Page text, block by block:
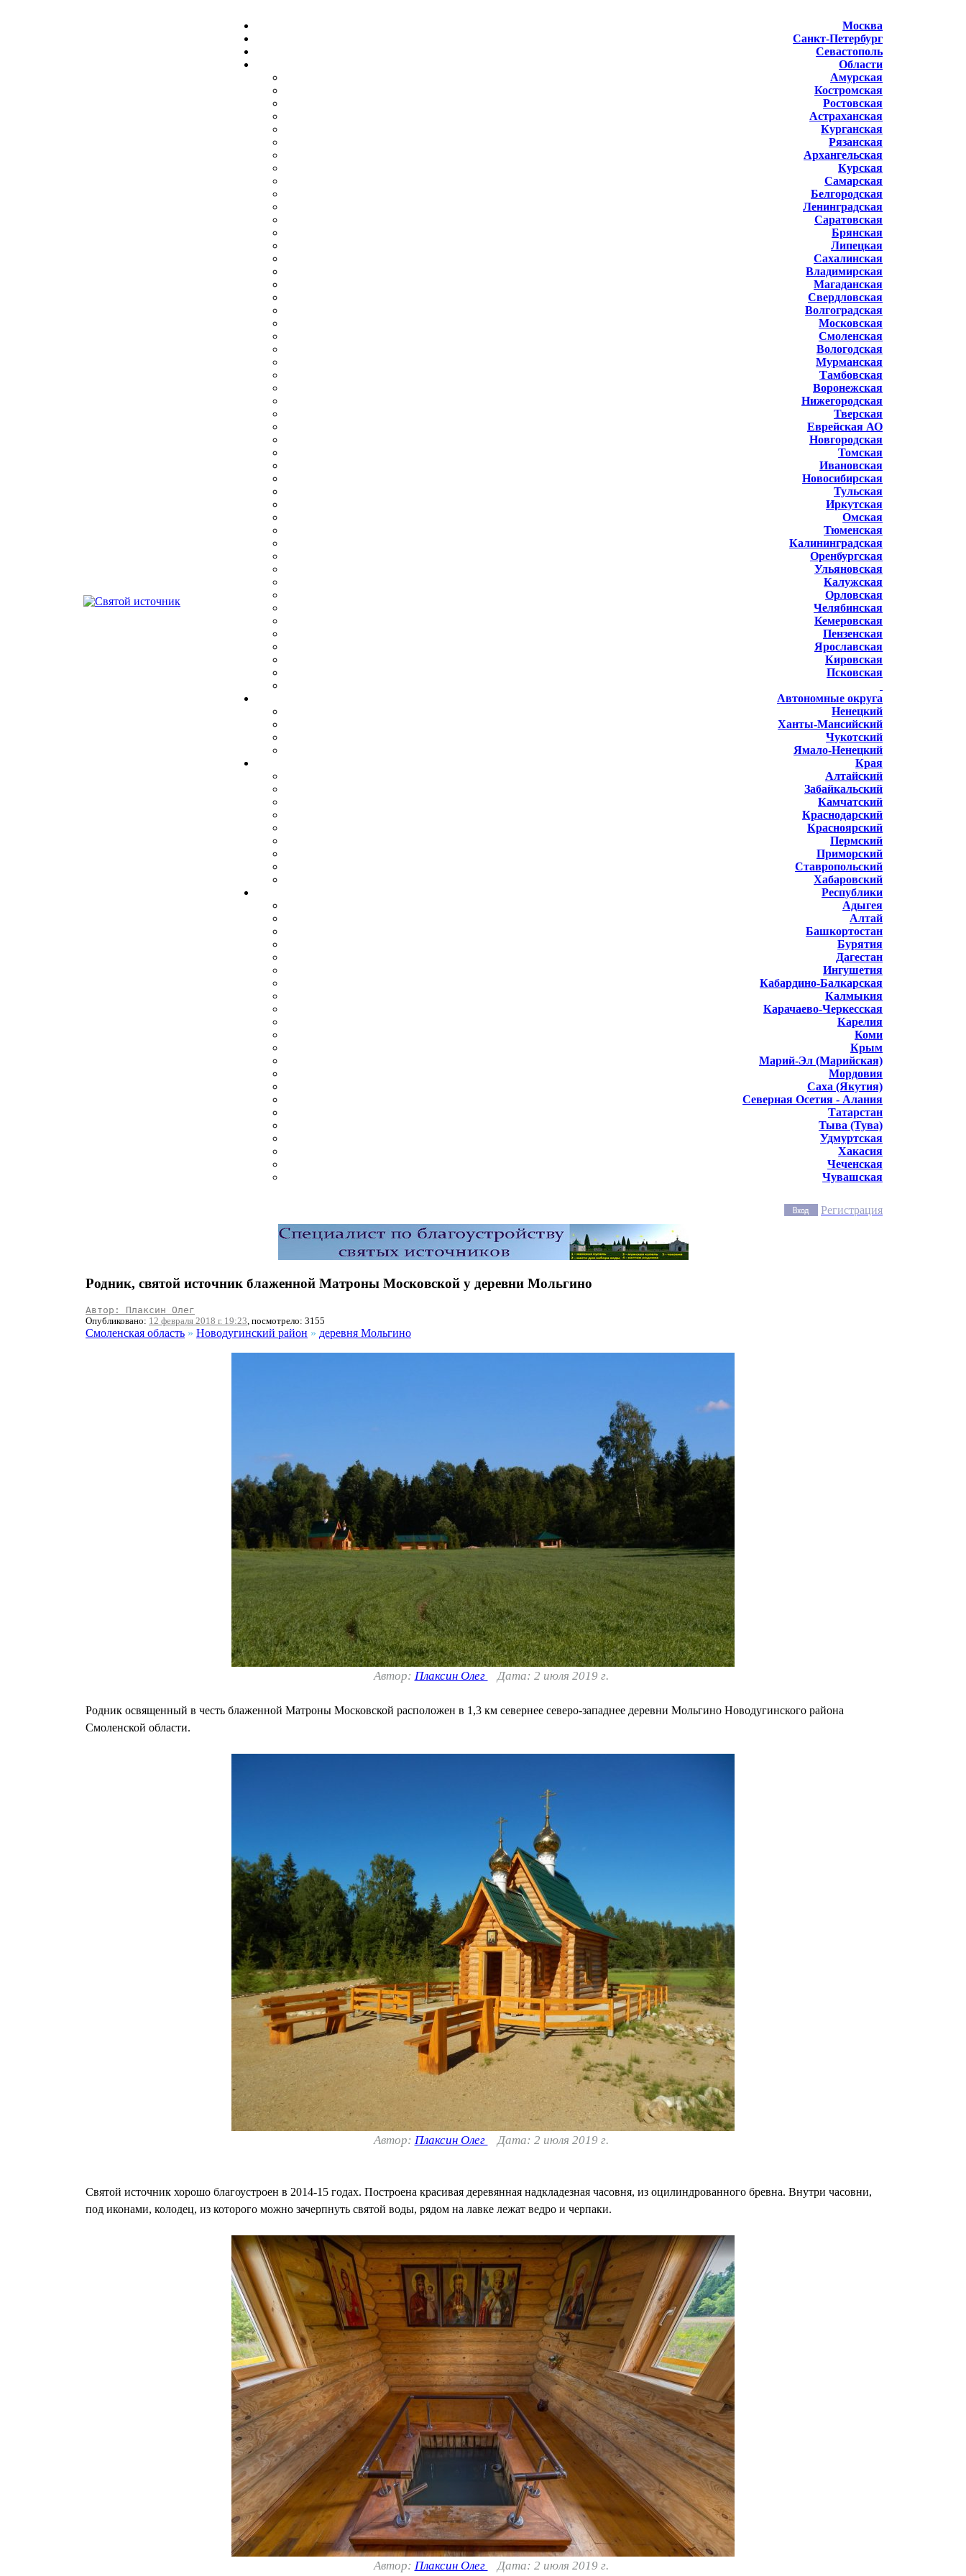
Москва
Санкт-Петербург
Севастополь
Области
Амурская
Костромская
Ростовская
Астраханская
Курганская
Рязанская
Архангельская
Курская
Самарская
Белгородская
Ленинградская
Саратовская
Брянская
Липецкая
Сахалинская
Владимирская
Магаданская
Свердловская
Волгоградская
Московская
Смоленская
Вологодская
Мурманская
Тамбовская
Воронежская
Нижегородская
Тверская
Еврейская АО
Новгородская
Томская
Ивановская
Новосибирская
Тульская
Иркутская
Омская
Тюменская
Калининградская
Оренбургская
Ульяновская
Калужская
Орловская
Челябинская
Кемеровская
Пензенская
Ярославская
Кировская
Псковская
Автономные округа
Ненецкий
Ханты-Мансийский
Чукотский
Ямало-Ненецкий
Края
Алтайский
Забайкальский
Камчатский
Краснодарский
Красноярский
Пермский
Приморский
Ставропольский
Хабаровский
Республики
Адыгея
Алтай
Башкортостан
Бурятия
Дагестан
Ингушетия
Кабардино-Балкарская
Калмыкия
Карачаево-Черкесская
Карелия
Коми
Крым
Марий-Эл (Марийская)
Мордовия
Саха (Якутия)
Северная Осетия - Алания
Татарстан
Тыва (Тува)
Удмуртская
Хакасия
Чеченская
Чувашская
Регистрация
Родник, святой источник блаженной Матроны Московской у деревни Мольгино
Автор: Плаксин Олег
Опубликовано: 12 февраля 2018 г. 19:23, посмотрело: 3155
Смоленская область » Новодугинский район » деревня Мольгино
Автор: Плаксин Олег Дата: 2 июля 2019 г.
Родник освященный в честь блаженной Матроны Московской расположен в 1,3 км севернее северо-западнее деревни Мольгино Новодугинского района
Смоленской области.
Автор: Плаксин Олег Дата: 2 июля 2019 г.
Святой источник хорошо благоустроен в 2014-15 годах. Построена красивая деревянная надкладезная часовня, из оцилиндрованного бревна. Внутри часовни,
под иконами, колодец, из которого можно зачерпнуть святой воды, рядом на лавке лежат ведро и черпаки.
Автор: Плаксин Олег Дата: 2 июля 2019 г.